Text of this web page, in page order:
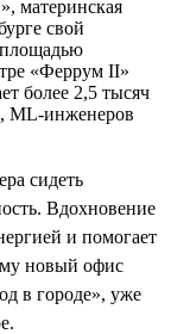
материнская
свой
«Феррум II»
более 2,5 тысяч
ML-инженеров
сидеть
Вдохновение
и помогает
новый офис
в городе», уже